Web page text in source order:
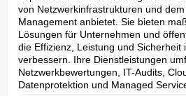
von Netzwerkinfrastrukturen und
Management anbietet. Sie bieten
Lösungen für Unternehmen und
die Effizienz, Leistung und Sicherheit
verbessern. Ihre Dienstleistungen
Netzwerkbewertungen, IT-Audits,
Datenprotektion und Managed